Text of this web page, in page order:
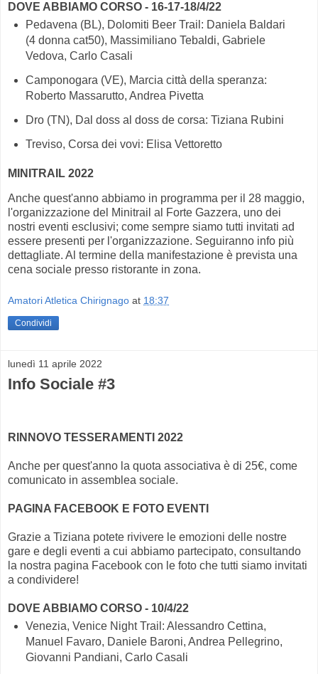
DOVE ABBIAMO CORSO - 16-17-18/4/22
Pedavena (BL), Dolomiti Beer Trail: Daniela Baldari
(4 donna cat50), Massimiliano Tebaldi, Gabriele
Vedova, Carlo Casali
Camponogara (VE), Marcia città della speranza:
Roberto Massarutto, Andrea Pivetta
Dro (TN), Dal doss al doss de corsa: Tiziana Rubini
Treviso, Corsa dei vovi: Elisa Vettoretto
MINITRAIL 2022
Anche quest'anno abbiamo in programma per il 28 maggio,
l'organizzazione del Minitrail al Forte Gazzera, uno dei
nostri eventi esclusivi; come sempre siamo tutti invitati ad
essere presenti per l'organizzazione. Seguiranno info più
dettagliate. Al termine della manifestazione è prevista una
cena sociale presso ristorante in zona.
Amatori Atletica Chirignago at 18:37
Condividi
lunedì 11 aprile 2022
Info Sociale #3
RINNOVO TESSERAMENTI 2022
Anche per quest'anno la quota associativa è di 25€, come
comunicato in assemblea sociale.
PAGINA FACEBOOK E FOTO EVENTI
Grazie a Tiziana potete rivivere le emozioni delle nostre
gare e degli eventi a cui abbiamo partecipato, consultando
la nostra pagina Facebook con le foto che tutti siamo invitati
a condividere!
DOVE ABBIAMO CORSO - 10/4/22
Venezia, Venice Night Trail: Alessandro Cettina,
Manuel Favaro, Daniele Baroni, Andrea Pellegrino,
Giovanni Pandiani, Carlo Casali